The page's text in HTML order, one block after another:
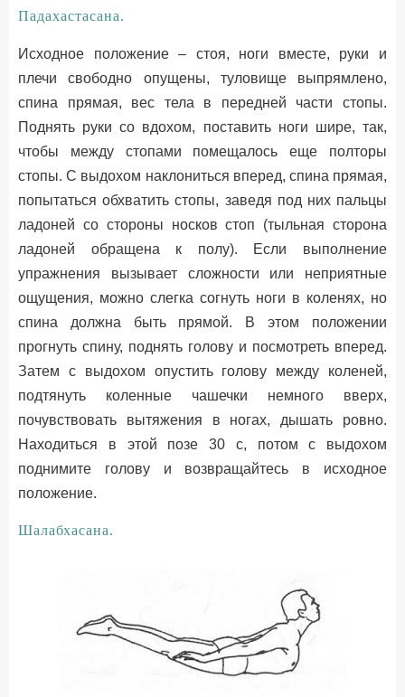
Падахастасана.
Исходное положение – стоя, ноги вместе, руки и
плечи свободно опущены, туловище выпрямлено,
спина прямая, вес тела в передней части стопы.
Поднять руки со вдохом, поставить ноги шире, так,
чтобы между стопами помещалось еще полторы
стопы. С выдохом наклониться вперед, спина прямая,
попытаться обхватить стопы, заведя под них пальцы
ладоней со стороны носков стоп (тыльная сторона
ладоней обращена к полу). Если выполнение
упражнения вызывает сложности или неприятные
ощущения, можно слегка согнуть ноги в коленях, но
спина должна быть прямой. В этом положении
прогнуть спину, поднять голову и посмотреть вперед.
Затем с выдохом опустить голову между коленей,
подтянуть коленные чашечки немного вверх,
почувствовать вытяжения в ногах, дышать ровно.
Находиться в этой позе 30 с, потом с выдохом
поднимите голову и возвращайтесь в исходное
положение.
Шалабхасана.